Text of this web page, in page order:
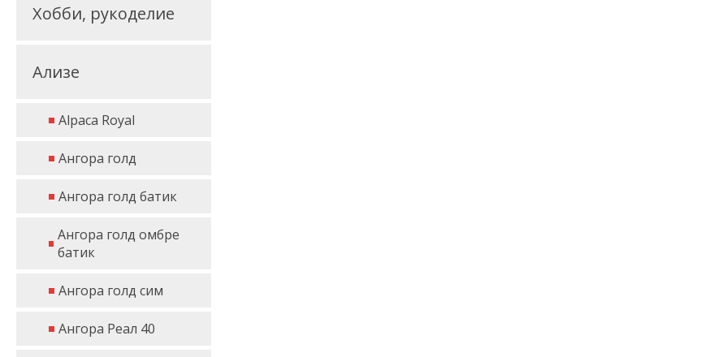
Хобби, рукоделие
Ализе
Alpaca Royal
Ангора голд
Ангора голд батик
Ангора голд омбре
батик
Ангора голд сим
Ангора Реал 40